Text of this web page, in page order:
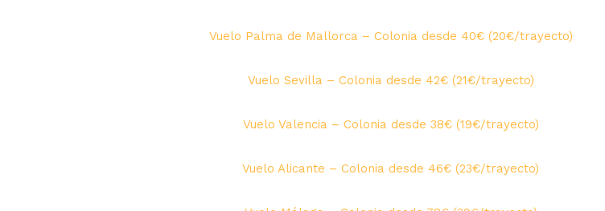
Vuelo Palma de Mallorca – Colonia desde 40€ (20€/trayecto)
Vuelo Sevilla – Colonia desde 42€ (21€/trayecto)
Vuelo Valencia – Colonia desde 38€ (19€/trayecto)
Vuelo Alicante – Colonia desde 46€ (23€/trayecto)